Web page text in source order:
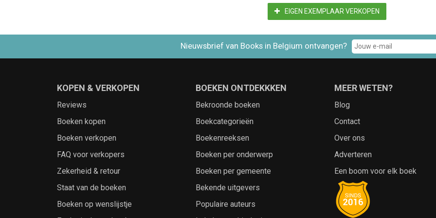
EIGEN EXEMPLAAR VERKOPEN
Nieuwsbrief van Books in Belgium ontvangen?
KOPEN & VERKOPEN
Reviews
Boeken kopen
Boeken verkopen
FAQ voor verkopers
Zekerheid & retour
Staat van de boeken
Boeken op wenslijstje
BOEKEN ONTDEKKKEN
Bekroonde boeken
Boekcategorieën
Boekenreeksen
Boeken per onderwerp
Boeken per gemeente
Bekende uitgevers
Populaire auteurs
MEER WETEN?
Blog
Contact
Over ons
Adverteren
Een boom voor elk boek